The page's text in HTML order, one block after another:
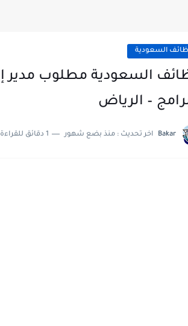
السعودية
السعودية مطلوب مدير
– الرياض
Bakar اخر تحديث : منذ بضع شهور 1 دقائق للقراءة